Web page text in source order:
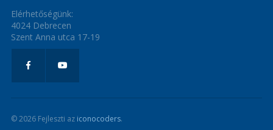
Elérhetőségünk:
4024 Debrecen
Szent Anna utca 17-19
© 2026 Fejleszti az iconocoders.